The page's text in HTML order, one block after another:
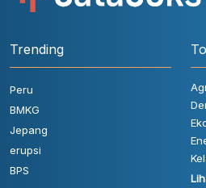
Trending
Peru
BMKG
Jepang
erupsi
BPS